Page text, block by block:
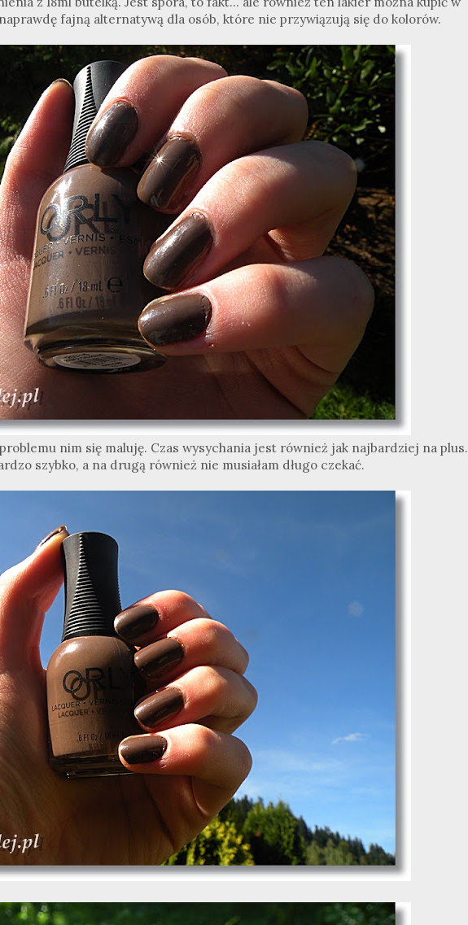
fajną alternatywą dla osób, które nie przywiązują się do kolorów.
nim się maluję. Czas wysychania jest również jak najbardziej na plus.
szybko, a na drugą również nie musiałam długo czekać.